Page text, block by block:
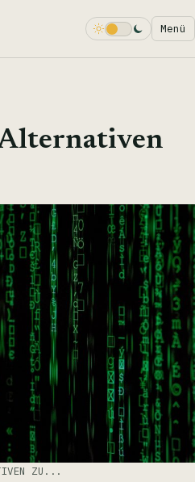
Dark Mode Menü
ZU...